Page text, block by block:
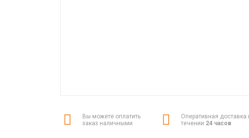
Вы можете оплатить
заказ наличными
Оперативная доставка
течении 24 часов